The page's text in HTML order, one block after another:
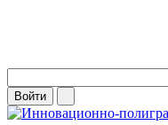
Войти